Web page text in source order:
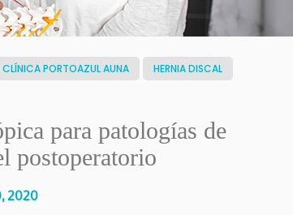
CLÍNICA PORTOAZUL AUNA
HERNIA DISCAL
para patologías de
postoperatorio
2020